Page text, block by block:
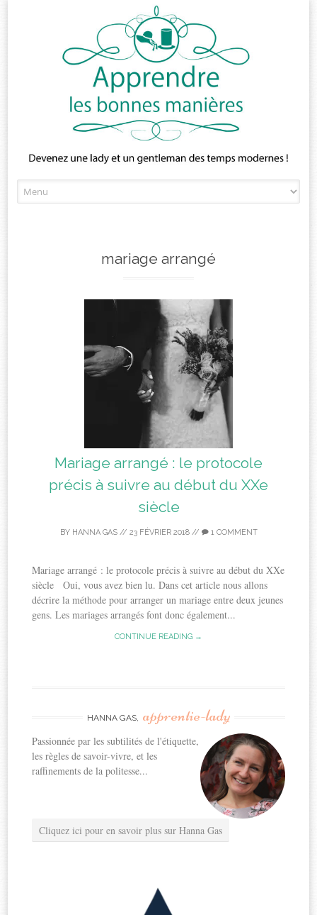
to
mariage arrangé
Mariage arrangé : le protocole
précis à suivre au début du XXe
siècle
BY HANNA GAS// 23 FÉVRIER 2018// 1 COMMENT
Mariage arrangé : le protocole précis à suivre au début du XXe
siècle Oui, vous avez bien lu. Dans cet article nous allons
décrire la méthode pour arranger un mariage entre deux jeunes
gens. Les mariages arrangés font donc également...
CONTINUE READING →
HANNA GAS, apprentie-lady
Passionnée par les subtilités de l'étiquette,
les règles de savoir-vivre, et les
raffinements de la politesse...
Cliquez ici pour en savoir plus sur Hanna Gas